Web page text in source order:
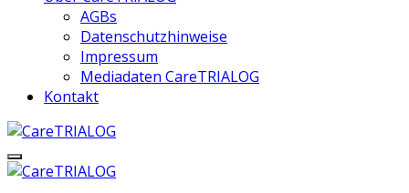
AGBs
Datenschutzhinweise
Impressum
Mediadaten CareTRIALOG
Kontakt